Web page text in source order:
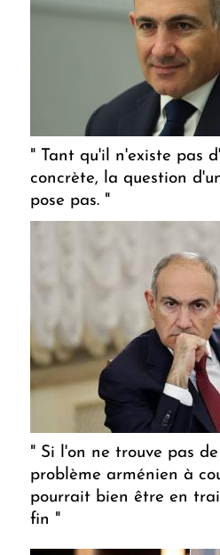
" Tant qu'il n'existe pas
concrète, la question
pose pas. "
" Si l'on ne trouve pas
problème arménien à
pourrait bien être en
fin "